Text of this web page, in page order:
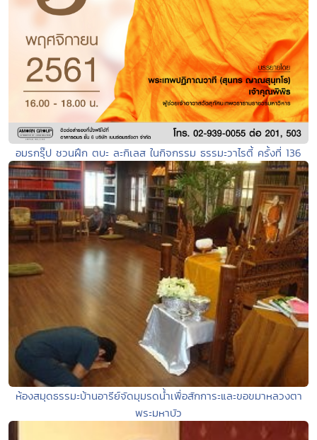
อมรกรุ๊ป ชวนฝึก ตบะ ละกิเลส ในกิจกรรม ธรรมะวาไรตี้ ครั้งที่ 136
ห้องสมุดธรรมะบ้านอารีย์จัดมุมรดน้ำเพื่อสักการะและขอขมาหลวงตา
พระมหาบัว